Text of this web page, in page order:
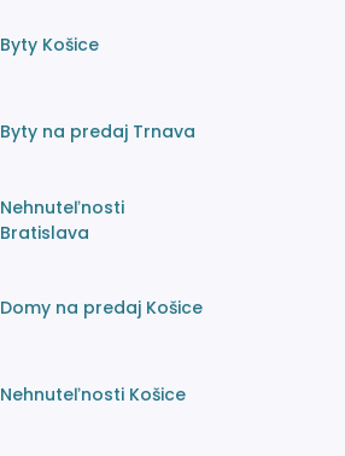
Byty Košice
Byty na predaj Trnava
Nehnuteľnosti
Bratislava
Domy na predaj Košice
Nehnuteľnosti Košice